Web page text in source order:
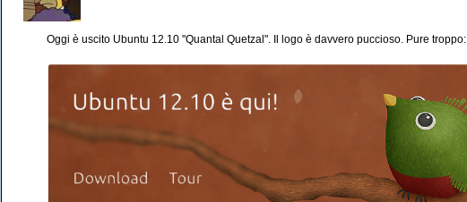
Oggi è uscito Ubuntu 12.10 "Quantal Quetzal". Il logo è davvero puccioso. Pure troppo: